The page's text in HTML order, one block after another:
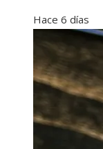
Hace 6 días